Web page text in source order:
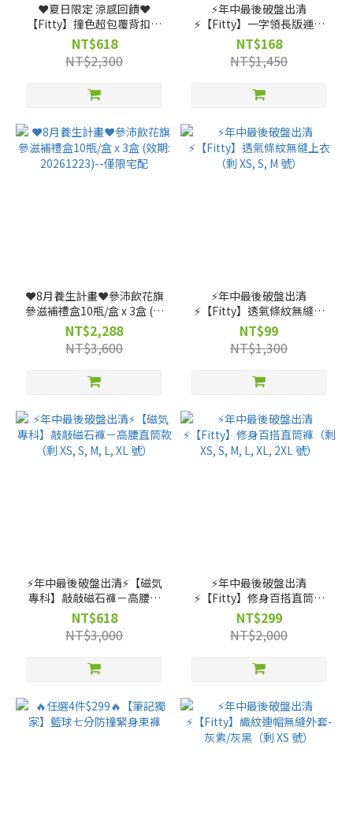
❤️夏日限定 涼感回饋❤️
【Fitty】撞色超包覆背扣式
運動內衣（剩 XS, S, M, L
號）
NT$618
NT$2,300
⚡️年中最後破盤出清
⚡️【Fitty】一字領長版運動
上衣（剩 XS, S, M 號）
NT$168
NT$1,450
❤️8月養生計畫❤️參沛飲花旗
參滋補禮盒10瓶/盒 x 3盒 (效
期: 20261223)--僅限宅配
NT$2,288
NT$3,600
⚡️年中最後破盤出清
⚡️【Fitty】透氣條紋無縫上
衣（剩 XS, S, M 號）
NT$99
NT$1,300
⚡️年中最後破盤出清⚡️【磁気
專科】敲敲磁石褲－高腰直
筒款（剩 XS, S, M, L, XL 號）
NT$618
NT$3,000
⚡️年中最後破盤出清
⚡️【Fitty】修身百搭直筒褲
（剩 XS, S, M, L, XL, 2XL
號）
NT$299
NT$2,000